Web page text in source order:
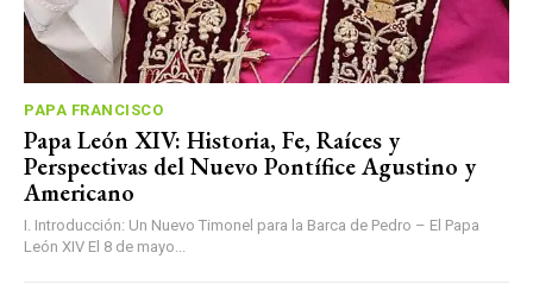
PAPA FRANCISCO
Papa León XIV: Historia, Fe, Raíces y
Perspectivas del Nuevo Pontífice Agustino y
Americano
I. Introducción: Un Nuevo Timonel para la Barca de Pedro – El Papa
León XIV El 8 de mayo...